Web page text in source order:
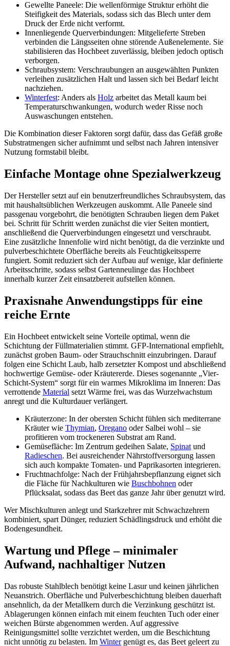
Gewellte Paneele: Die wellenförmige Struktur erhöht die
Steifigkeit des Materials, sodass sich das Blech unter dem
Druck der Erde nicht verformt.
Innenliegende Querverbindungen: Mitgelieferte Streben
verbinden die Längsseiten ohne störende Außenelemente. Sie
stabilisieren das Hochbeet zuverlässig, bleiben jedoch optisch
verborgen.
Schraubsystem: Verschraubungen an ausgewählten Punkten
verleihen zusätzlichen Halt und lassen sich bei Bedarf leicht
nachziehen.
Winterfest: Anders als Holz arbeitet das Metall kaum bei
Temperaturschwankungen, wodurch weder Risse noch
Auswaschungen entstehen.
Die Kombination dieser Faktoren sorgt dafür, dass das Gefäß große
Substratmengen sicher aufnimmt und selbst nach Jahren intensiver
Nutzung formstabil bleibt.
Einfache Montage ohne Spezialwerkzeug
Der Hersteller setzt auf ein benutzerfreundliches Schraubsystem, das
mit haushaltsüblichen Werkzeugen auskommt. Alle Paneele sind
passgenau vorgebohrt, die benötigten Schrauben liegen dem Paket
bei. Schritt für Schritt werden zunächst die vier Seiten montiert,
anschließend die Querverbindungen eingesetzt und verschraubt.
Eine zusätzliche Innenfolie wird nicht benötigt, da die verzinkte und
pulverbeschichtete Oberfläche bereits als Feuchtigkeitssperre
fungiert. Somit reduziert sich der Aufbau auf wenige, klar definierte
Arbeitsschritte, sodass selbst Gartenneulinge das Hochbeet
innerhalb kurzer Zeit einsatzbereit aufstellen können.
Praxisnahe Anwendungstipps für eine
reiche Ernte
Ein Hochbeet entwickelt seine Vorteile optimal, wenn die
Schichtung der Füllmaterialien stimmt. GFP-International empfiehlt,
zunächst groben Baum- oder Strauchschnitt einzubringen. Darauf
folgen eine Schicht Laub, halb zersetzter Kompost und abschließend
hochwertige Gemüse- oder Kräutererde. Dieses sogenannte „Vier-
Schicht-System“ sorgt für ein warmes Mikroklima im Inneren: Das
verrottende Material setzt Wärme frei, was das Wurzelwachstum
anregt und die Kulturdauer verlängert.
Kräuterzone: In der obersten Schicht fühlen sich mediterrane
Kräuter wie Thymian, Oregano oder Salbei wohl – sie
profitieren vom trockeneren Substrat am Rand.
Gemüsefläche: Im Zentrum gedeihen Salate, Spinat und
Radieschen. Bei ausreichender Nährstoffversorgung lassen
sich auch kompakte Tomaten- und Paprikasorten integrieren.
Fruchtnachfolge: Nach der Frühjahrsbepflanzung eignet sich
die Fläche für Nachkulturen wie Buschbohnen oder
Pflücksalat, sodass das Beet das ganze Jahr über genutzt wird.
Wer Mischkulturen anlegt und Starkzehrer mit Schwachzehrern
kombiniert, spart Dünger, reduziert Schädlingsdruck und erhöht die
Bodengesundheit.
Wartung und Pflege – minimaler
Aufwand, nachhaltiger Nutzen
Das robuste Stahlblech benötigt keine Lasur und keinen jährlichen
Neuanstrich. Oberfläche und Pulverbeschichtung bleiben dauerhaft
ansehnlich, da der Metallkern durch die Verzinkung geschützt ist.
Ablagerungen können einfach mit einem feuchten Tuch oder einer
weichen Bürste abgenommen werden. Auf aggressive
Reinigungsmittel sollte verzichtet werden, um die Beschichtung
nicht unnötig zu belasten. Im Wintergenügt es, das Beet geleert zu